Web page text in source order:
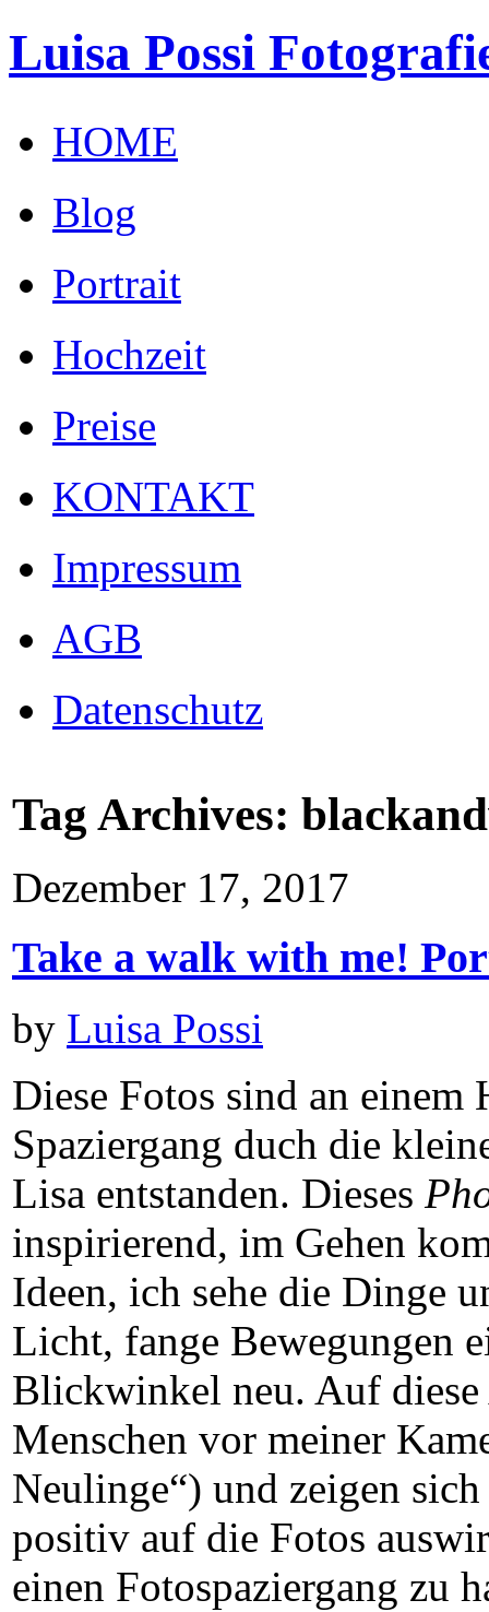
Luisa Possi
HOME
Blog
Portrait
Hochzeit
Preise
KONTAKT
Impressum
AGB
Datenschutz
Tag Archives:
Dezember 17, 2017
Take a walk with me!
by Luisa Possi
Diese Fotos sind an einem
Spaziergang duch die
Lisa entstanden. Dieses
inspirierend, im Gehen
Ideen, ich sehe die Dinge
Licht, fange Bewegungen
Blickwinkel neu. Auf diese
Menschen vor meiner
Neulinge“) und zeigen
positiv auf die Fotos
einen Fotospaziergang zu